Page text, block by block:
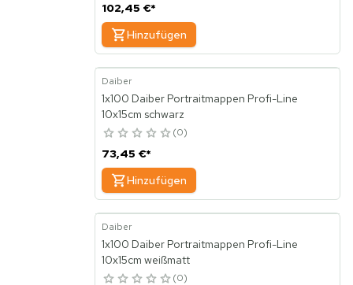
102,45 €*
Hinzufügen
Daiber
1x100 Daiber Portraitmappen Profi-Line
10x15cm schwarz
0
73,45 €*
Hinzufügen
Daiber
1x100 Daiber Portraitmappen Profi-Line
10x15cm weißmatt
0